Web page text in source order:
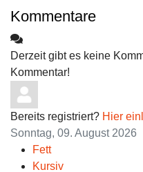
Kommentare
Derzeit gibt es keine
Kommentar!
Bereits registriert? Hier
Sonntag, 09. August 2026
Fett
Kursiv